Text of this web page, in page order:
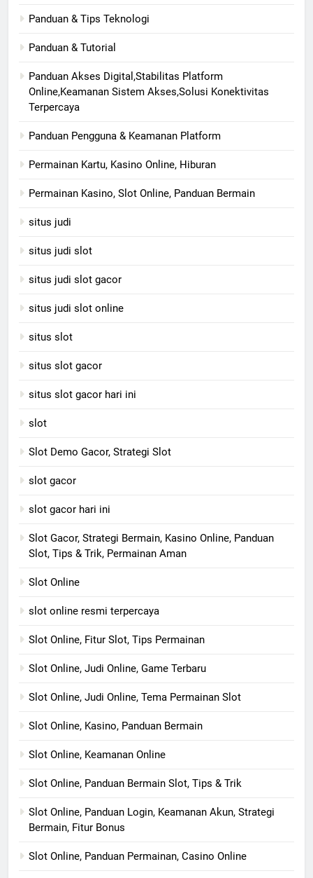
Panduan & Tips Teknologi
Panduan & Tutorial
Panduan Akses Digital,Stabilitas Platform
Online,Keamanan Sistem Akses,Solusi Konektivitas
Terpercaya
Panduan Pengguna & Keamanan Platform
Permainan Kartu, Kasino Online, Hiburan
Permainan Kasino, Slot Online, Panduan Bermain
situs judi
situs judi slot
situs judi slot gacor
situs judi slot online
situs slot
situs slot gacor
situs slot gacor hari ini
slot
Slot Demo Gacor, Strategi Slot
slot gacor
slot gacor hari ini
Slot Gacor, Strategi Bermain, Kasino Online, Panduan
Slot, Tips & Trik, Permainan Aman
Slot Online
slot online resmi terpercaya
Slot Online, Fitur Slot, Tips Permainan
Slot Online, Judi Online, Game Terbaru
Slot Online, Judi Online, Tema Permainan Slot
Slot Online, Kasino, Panduan Bermain
Slot Online, Keamanan Online
Slot Online, Panduan Bermain Slot, Tips & Trik
Slot Online, Panduan Login, Keamanan Akun, Strategi
Bermain, Fitur Bonus
Slot Online, Panduan Permainan, Casino Online